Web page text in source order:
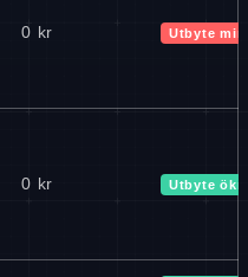
0 kr Utbyte
0 kr Utbyte